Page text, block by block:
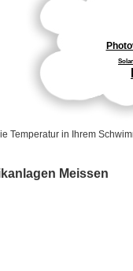
Temperatur in Ihrem
Meissen